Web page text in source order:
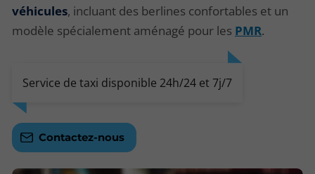
véhicules, incluant des berlines confortables et un
modèle spécialement aménagé pour les PMR.
Service de taxi disponible 24h/24 et 7j/7
Contactez-nous